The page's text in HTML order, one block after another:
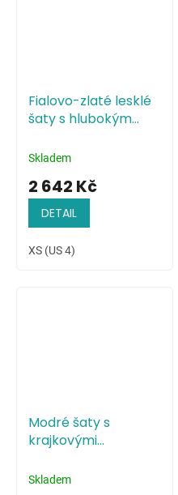
Fialovo-zlaté lesklé
šaty s hlubokým
zády
Skladem
2 642 Kč
DETAIL
XS (US 4)
Modré šaty s
krajkovými
Skladem